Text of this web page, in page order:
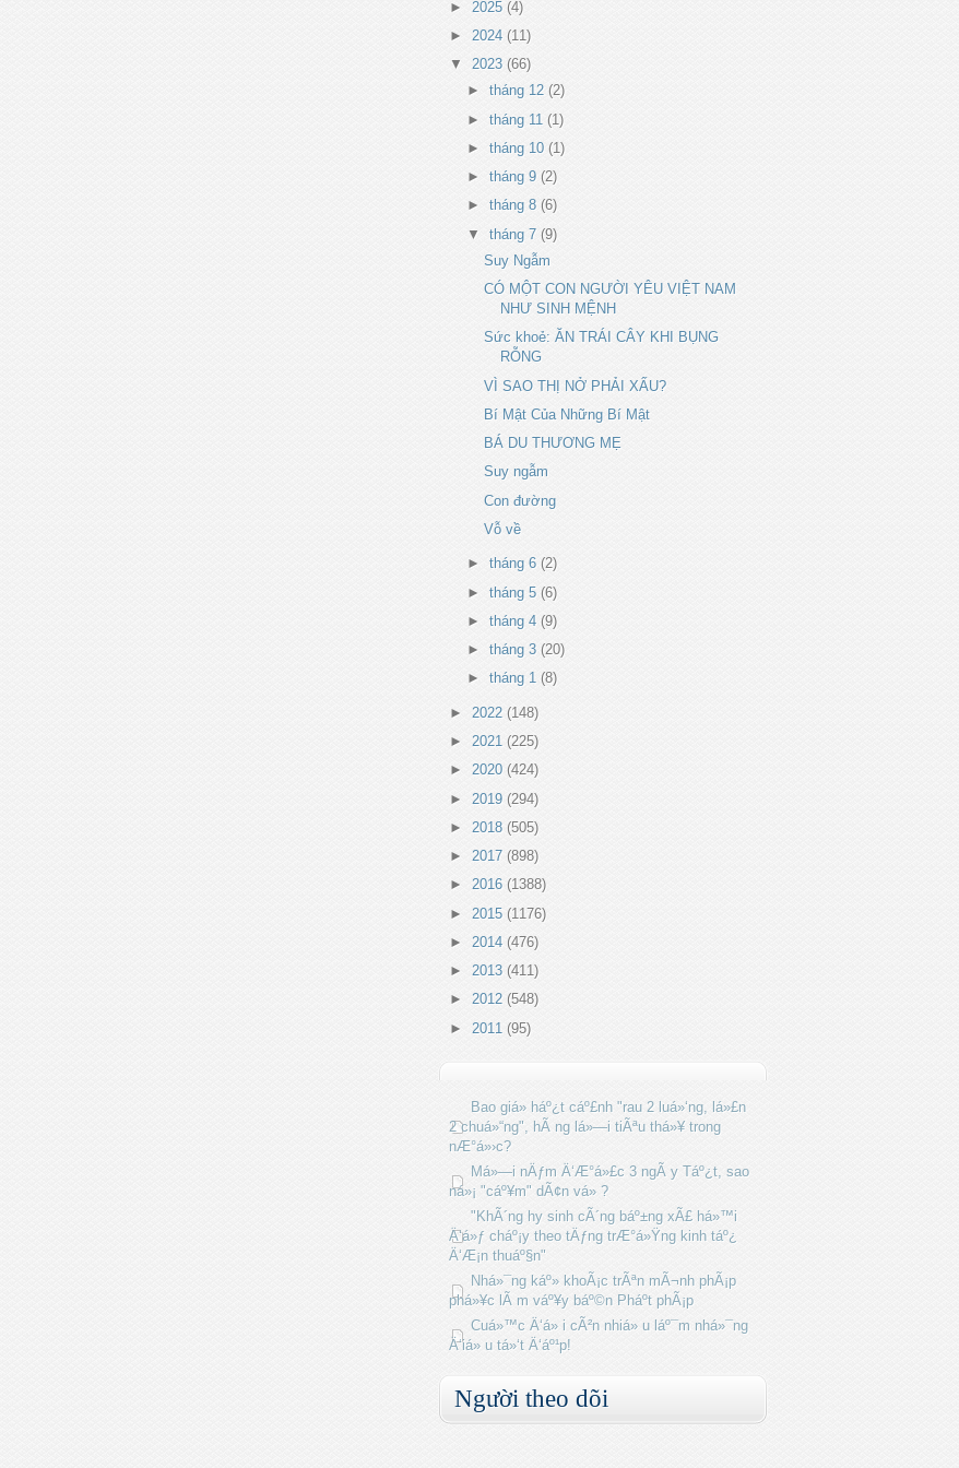
► 2025 (4)
► 2024 (11)
▼ 2023 (66)
► tháng 12 (2)
► tháng 11 (1)
► tháng 10 (1)
► tháng 9 (2)
► tháng 8 (6)
▼ tháng 7 (9)
Suy Ngẫm
CÓ MỘT CON NGƯỜI YÊU VIỆT NAM
NHƯ SINH MỆNH
Sức khoẻ: ĂN TRÁI CÂY KHI BỤNG
RỖNG
VÌ SAO THỊ NỞ PHẢI XẤU?
Bí Mật Của Những Bí Mật
BÁ DU THƯƠNG MẸ
Suy ngẫm
Con đường
Vỗ về
► tháng 6 (2)
► tháng 5 (6)
► tháng 4 (9)
► tháng 3 (20)
► tháng 1 (8)
► 2022 (148)
► 2021 (225)
► 2020 (424)
► 2019 (294)
► 2018 (505)
► 2017 (898)
► 2016 (1388)
► 2015 (1176)
► 2014 (476)
► 2013 (411)
► 2012 (548)
► 2011 (95)
Bao giá» háº¿t cáº£nh "rau 2 luá»‘ng, lá»£n
2 chuá»“ng", hÃ ng lá»—i tiÃªu thá»¥ trong
nÆ°á»›c?
Má»—i nÄƒm Ä‘Æ°á»£c 3 ngÃ y Táº¿t, sao
ná»¡ "cáº¥m" dÃ¢n vá» ?
"KhÃ´ng hy sinh cÃ´ng báº±ng xÃ£ há»™i
Ä‘á»ƒ cháº¡y theo tÄƒng trÆ°á»Ÿng kinh táº¿
Ä‘Æ¡n thuáº§n"
Nhá»¯ng káº» khoÃ¡c trÃªn mÃ¬nh phÃ¡p
phá»¥c lÃ m váº¥y báº©n Pháº­t phÃ¡p
Cuá»™c Ä‘á» i cÃ²n nhiá» u láº¯m nhá»¯ng
Ä‘iá» u tá»‘t Ä‘áº¹p!
Người theo dõi